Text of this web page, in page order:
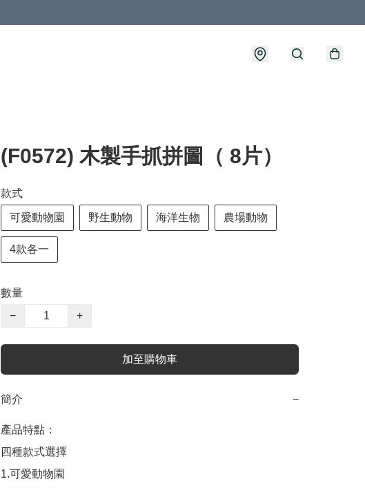
(F0572) 木製手抓拼圖（ 8片）
款式
可愛動物園 野生動物 海洋生物 農場動物
4款各一
數量
−
+
加至購物車
簡介 −
產品特點：
四種款式選擇
1.可愛動物園